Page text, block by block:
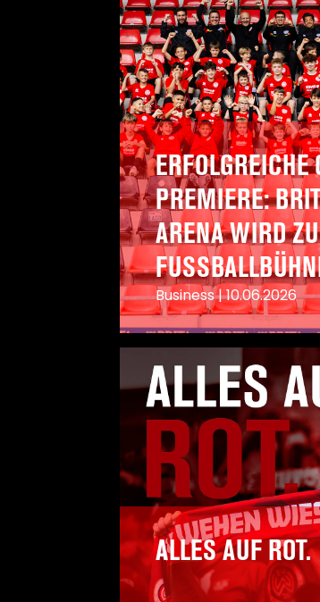
A
PREMIERE:
ARENA WIRD
FUSSBALLBÜHNE
Business|10.06.2026
ALLES AUF ROT.